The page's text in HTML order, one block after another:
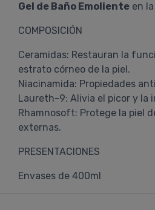
Gel de Baño Emoliente en
COMPOSICIÓN
Ceramidas: Restauran la
estrato córneo de la piel.
Niacinamida: Propiedades
Laureth-9: Alivia el picor y la
Rhamnosoft: Protege la piel
externas.
PRESENTACIONES
Envases de 400ml